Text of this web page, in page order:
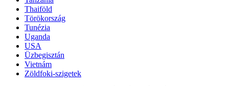
Thaiföld
Törökország
Tunézia
Uganda
USA
Üzbegisztán
Vietnám
Zöldfoki-szigetek